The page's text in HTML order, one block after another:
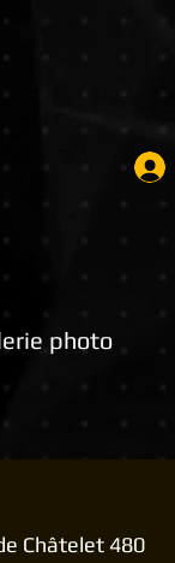
photo
Châtelet 480